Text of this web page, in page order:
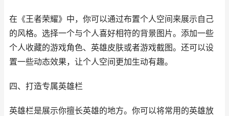
在《王者荣耀》中，你可以通过布置个人空间来展示自己
的风格。选择一个与个人喜好相符的背景图片。添加一些
个人收藏的游戏角色、英雄皮肤或者游戏截图。还可以设
置一些动态效果，让个人空间更加生动有趣。
四、打造专属英雄栏
英雄栏是展示你擅长英雄的地方。你可以将常用的英雄放